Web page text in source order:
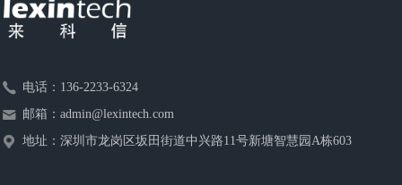
电话： 136-2233-6324
邮箱： admin@lexintech.com
地址： 深圳市龙岗区坂田街道中兴路11号新塘智慧园A栋603